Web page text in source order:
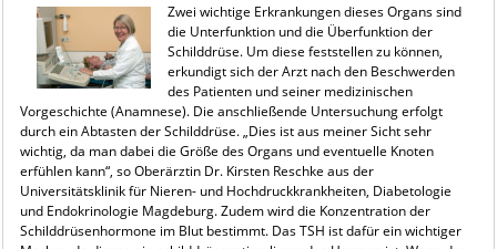
Zwei wichtige Erkrankungen dieses Organs sind
die Unterfunktion und die Überfunktion der
Schilddrüse. Um diese feststellen zu können,
erkundigt sich der Arzt nach den Beschwerden
des Patienten und seiner medizinischen
Vorgeschichte (Anamnese). Die anschließende Untersuchung erfolgt
durch ein Abtasten der Schilddrüse. „Dies ist aus meiner Sicht sehr
wichtig, da man dabei die Größe des Organs und eventuelle Knoten
erfühlen kann“, so Oberärztin Dr. Kirsten Reschke aus der
Universitätsklinik für Nieren- und Hochdruckkrankheiten, Diabetologie
und Endokrinologie Magdeburg. Zudem wird die Konzentration der
Schilddrüsenhormone im Blut bestimmt. Das TSH ist dafür ein wichtiger